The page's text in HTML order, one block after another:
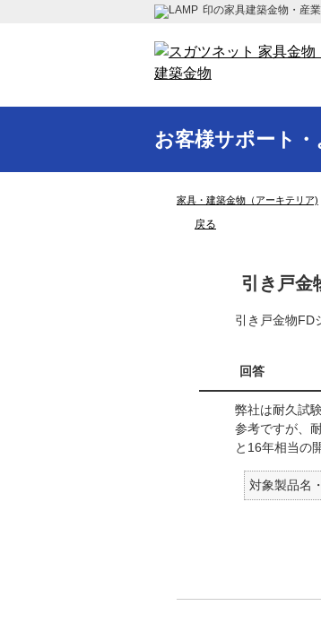
印の家具建築金物・産
お客様サポート
家具・建築金物（アーキテリア)
戻る
引き戸金
引き戸金物FD
回答
弊社は耐久試
参考ですが、
と16年相当の
対象製品名